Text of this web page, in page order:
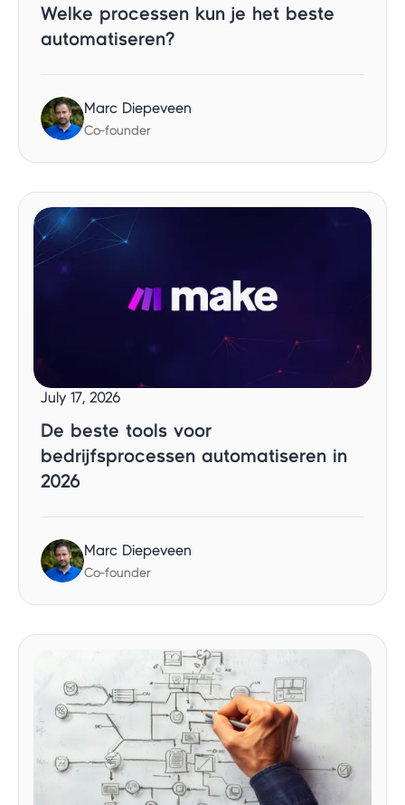
Welke processen kun je het beste
automatiseren?
Marc Diepeveen
Co-founder
July 17, 2026
De beste tools voor
bedrijfsprocessen automatiseren in
2026
Marc Diepeveen
Co-founder